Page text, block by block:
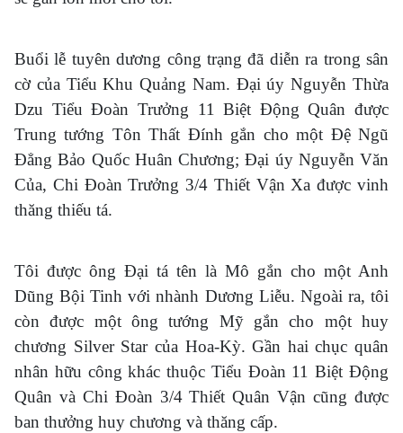
Buổi lễ tuyên dương công trạng đã diễn ra trong sân
cờ của Tiểu Khu Quảng Nam. Đại úy Nguyễn Thừa
Dzu Tiểu Đoàn Trưởng 11 Biệt Động Quân được
Trung tướng Tôn Thất Đính gắn cho một Đệ Ngũ
Đẳng Bảo Quốc Huân Chương; Đại úy Nguyễn Văn
Của, Chi Đoàn Trưởng 3/4 Thiết Vận Xa được vinh
thăng thiếu tá.
Tôi được ông Đại tá tên là Mô gắn cho một Anh
Dũng Bội Tinh với nhành Dương Liễu. Ngoài ra, tôi
còn được một ông tướng Mỹ gắn cho một huy
chương Silver Star của Hoa-Kỳ. Gần hai chục quân
nhân hữu công khác thuộc Tiểu Đoàn 11 Biệt Động
Quân và Chi Đoàn 3/4 Thiết Quân Vận cũng được
ban thưởng huy chương và thăng cấp.